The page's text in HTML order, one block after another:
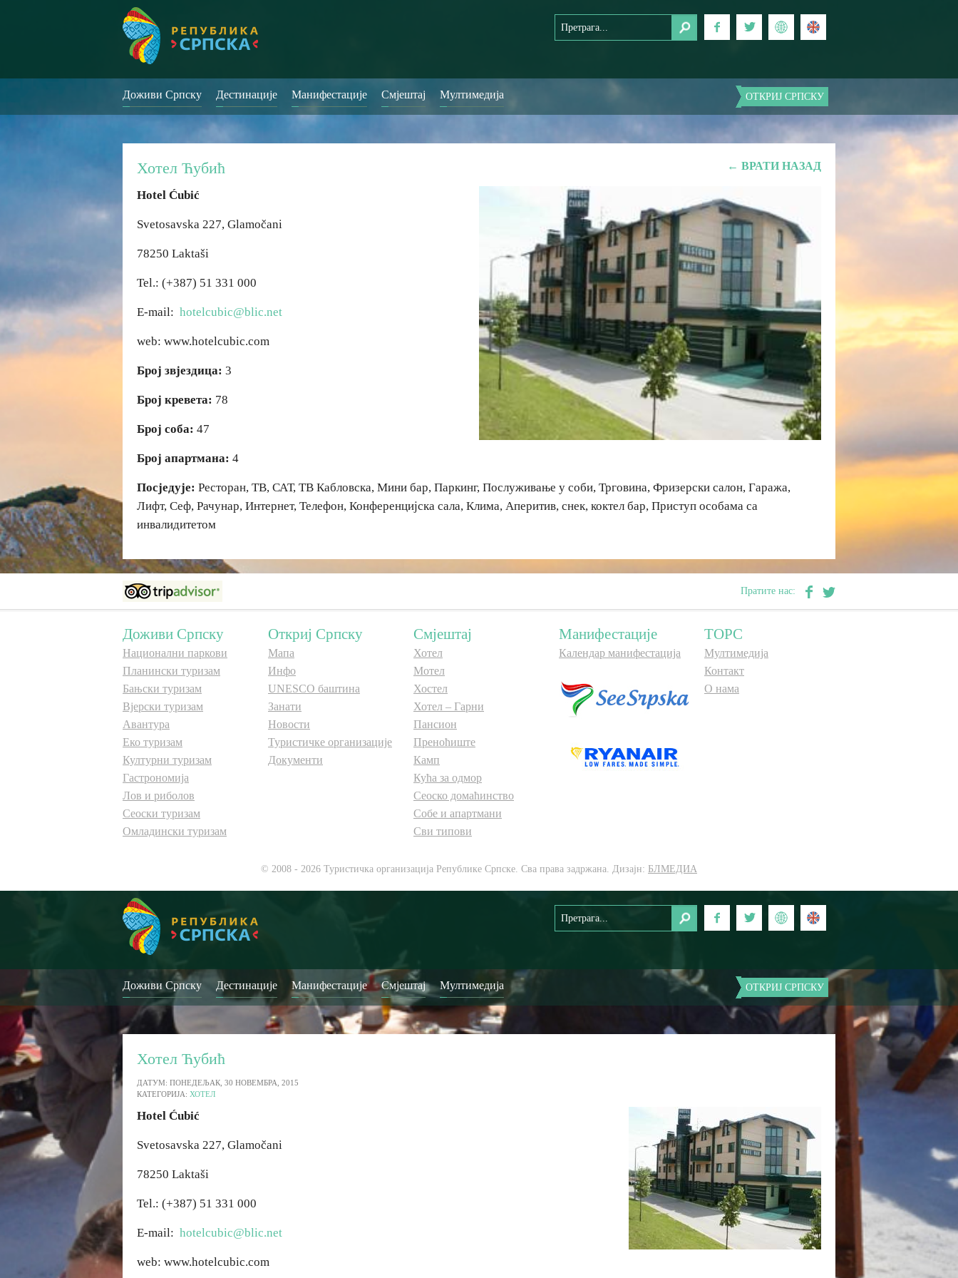
Доживи Српску Дестинације Манифестације Смјештај Мултимедија ОТКРИЈ СРПСКУ
← ВРАТИ НАЗАД
Хотел Ћубић
Hotel Ćubić
Svetosavska 227, Glamočani
78250 Laktaši
Tel.: (+387) 51 331 000
E-mail: hotelcubic@blic.net
web: www.hotelcubic.com
Број звјездица: 3
Број кревета: 78
Број соба: 47
Број апартмана: 4
Посједује: Ресторан, ТВ, САТ, ТВ Кабловска, Мини бар, Паркинг, Послуживање у соби, Трговина, Фризерски салон, Гаража,
Лифт, Сеф, Рачунар, Интернет, Телефон, Конференцијска сала, Клима, Аперитив, снек, коктел бар, Приступ особама са
инвалидитетом
Пратите нас:
Доживи Српску
Национални паркови
Планински туризам
Бањски туризам
Вјерски туризам
Авантура
Еко туризам
Културни туризам
Гастрономија
Лов и риболов
Сеоски туризам
Омладински туризам
Откриј Српску
Мапа
Инфо
UNESCO баштина
Занати
Новости
Туристичке организације
Документи
Смјештај
Хотел
Мотел
Хостел
Хотел – Гарни
Пансион
Преноћиште
Камп
Кућа за одмор
Сеоско домаћинство
Собе и апартмани
Сви типови
Манифестације
Календар манифестација
ТОРС
Мултимедија
Контакт
О нама
© 2008 - 2026 Туристичка организација Републике Српске. Сва права задржана. Дизајн: БЛМЕДИА
Доживи Српску Дестинације Манифестације Смјештај Мултимедија ОТКРИЈ СРПСКУ
Хотел Ћубић
ДАТУМ: ПОНЕДЕЉАК, 30 НОВЕМБРА, 2015
КАТЕГОРИЈА: ХОТЕЛ
Hotel Ćubić
Svetosavska 227, Glamočani
78250 Laktaši
Tel.: (+387) 51 331 000
E-mail: hotelcubic@blic.net
web: www.hotelcubic.com